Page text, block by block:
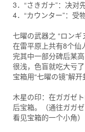
3．“さきガナ”：决对
4．“カウンター”：受
七曜の武器之 “ロンギ
在雷平原上共有8个仙
完其中一部分碑后某
很浅，色盲就吃大亏
宝箱用“七曜の镜”解开
木星の印：在ガガゼ
后宝箱。（通往ガガ
看见宝箱的一个小角）